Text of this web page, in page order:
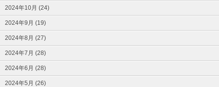
2024年10月 (24)
2024年9月 (19)
2024年8月 (27)
2024年7月 (28)
2024年6月 (28)
2024年5月 (26)